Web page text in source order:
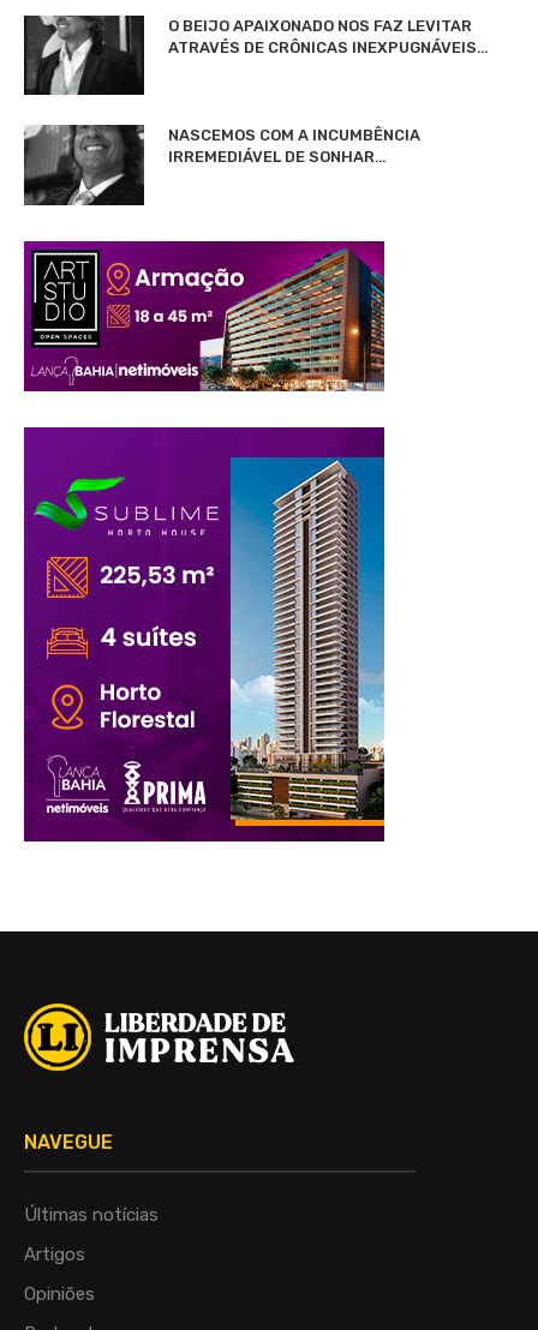
O BEIJO APAIXONADO NOS FAZ LEVITAR
ATRAVÉS DE CRÔNICAS INEXPUGNÁVEIS…
NASCEMOS COM A INCUMBÊNCIA
IRREMEDIÁVEL DE SONHAR…
NAVEGUE
Últimas notícias
Artigos
Opiniões